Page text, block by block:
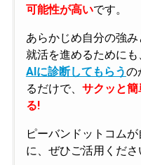
可能性が高いです。
あらかじめ自分の強
就活を進めるために
AIに診断してもらうの
るだけで、 サクッと
る!
ピーバンドットコム
に、ぜひご活用くださ